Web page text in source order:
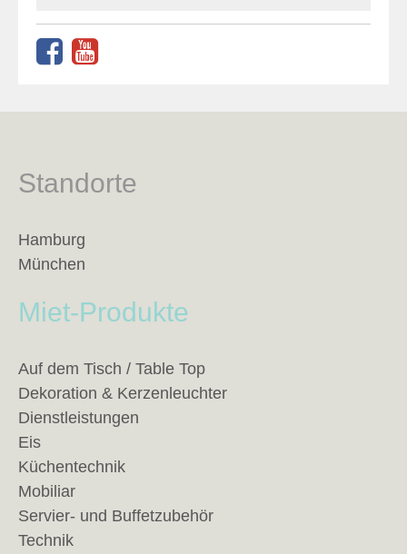
Standorte
Hamburg
München
Miet-Produkte
Auf dem Tisch / Table Top
Dekoration & Kerzenleuchter
Dienstleistungen
Eis
Küchentechnik
Mobiliar
Servier- und Buffetzubehör
Technik